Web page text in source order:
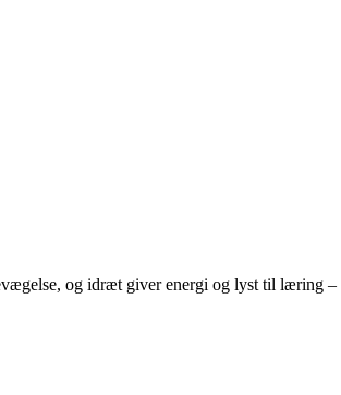
og idræt giver energi og lyst til læring